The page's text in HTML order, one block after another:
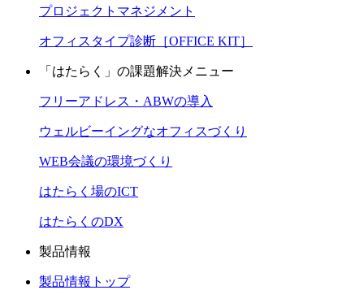
プロジェクトマネジメント
オフィスタイプ診断［OFFICE KIT］
「はたらく」の課題解決メニュー
フリーアドレス・ABWの導入
ウェルビーイングなオフィスづくり
WEB会議の環境づくり
はたらく場のICT
はたらくのDX
製品情報
製品情報トップ